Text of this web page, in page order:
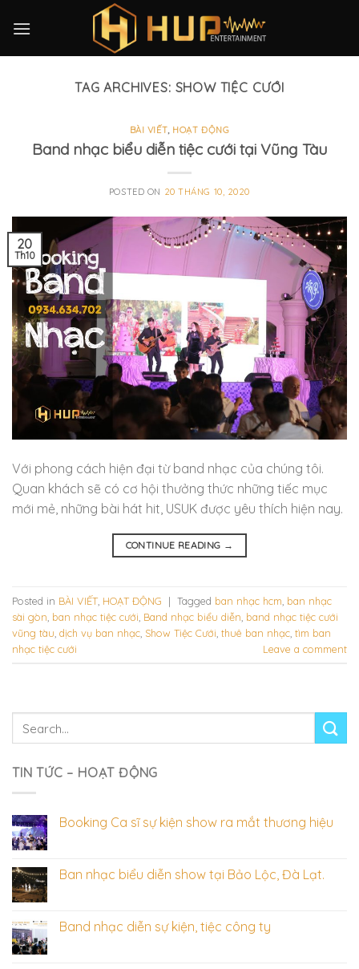
TAG ARCHIVES: SHOW TIỆC CƯỚI
BÀI VIẾT, HOẠT ĐỘNG
Band nhạc biểu diễn tiệc cưới tại Vũng Tàu
POSTED ON 20 THÁNG 10, 2020
20
Th10
Với phong cách hiện đại từ band nhạc của chúng tôi.
Quan khách sẽ có cơ hội thưởng thức những tiếc mục
mới mẻ, những bài hát hit, USUK được yêu thích hiện nay.
CONTINUE READING →
Posted in BÀI VIẾT, HOẠT ĐỘNG | Tagged ban nhạc hcm ban nhạc
sài gòn ban nhạc tiệc cưới Band nhạc biểu diễn band nhạc tiệc cưới
vũng tàu dịch vụ ban nhạc Show Tiệc Cưới thuê ban nhạc tìm ban
nhạc tiệc cưới
Leave a comment
TIN TỨC – HOẠT ĐỘNG
Booking Ca sĩ sự kiện show ra mắt thương hiệu
Ban nhạc biểu diễn show tại Bảo Lộc, Đà Lạt.
Band nhạc diễn sự kiện, tiệc công ty